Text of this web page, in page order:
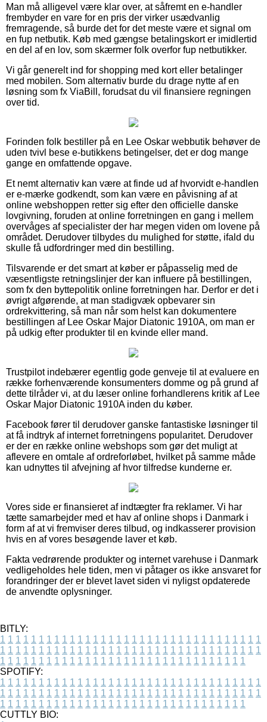
Man må alligevel være klar over, at såfremt en e-handler
frembyder en vare for en pris der virker usædvanlig
fremragende, så burde det for det meste være et signal om
en fup netbutik. Køb med gængse betalingskort er imidlertid
en del af en lov, som skærmer folk overfor fup netbutikker.
Vi går generelt ind for shopping med kort eller betalinger
med mobilen. Som alternativ burde du drage nytte af en
løsning som fx ViaBill, forudsat du vil finansiere regningen
over tid.
Forinden folk bestiller på en Lee Oskar webbutik behøver de
uden tvivl bese e-butikkens betingelser, det er dog mange
gange en omfattende opgave.
Et nemt alternativ kan være at finde ud af hvorvidt e-handlen
er e-mærke godkendt, som kan være en påvisning af at
online webshoppen retter sig efter den officielle danske
lovgivning, foruden at online forretningen en gang i mellem
overvåges af specialister der har megen viden om lovene på
området. Derudover tilbydes du mulighed for støtte, ifald du
skulle få udfordringer med din bestilling.
Tilsvarende er det smart at køber er påpasselig med de
væsentligste retningslinjer der kan influere på bestillingen,
som fx den byttepolitik online forretningen har. Derfor er det i
øvrigt afgørende, at man stadigvæk opbevarer sin
ordrekvittering, så man når som helst kan dokumentere
bestillingen af Lee Oskar Major Diatonic 1910A, om man er
på udkig efter produkter til en kvinde eller mand.
Trustpilot indebærer egentlig gode genveje til at evaluere en
række forhenværende konsumenters domme og på grund af
dette tilråder vi, at du læser online forhandlerens kritik af Lee
Oskar Major Diatonic 1910A inden du køber.
Facebook fører til derudover ganske fantastiske løsninger til
at få indtryk af internet forretningens popularitet. Derudover
er der en række online webshops som gør det muligt at
aflevere en omtale af ordreforløbet, hvilket på samme måde
kan udnyttes til afvejning af hvor tilfredse kunderne er.
Vores side er finansieret af indtægter fra reklamer. Vi har
tætte samarbejder med et hav af online shops i Danmark i
form af at vi fremviser deres tilbud, og indkasserer provision
hvis en af vores besøgende laver et køb.
Fakta vedrørende produkter og internet varehuse i Danmark
vedligeholdes hele tiden, men vi påtager os ikke ansvaret for
forandringer der er blevet lavet siden vi nyligst opdaterede
de anvendte oplysninger.
BITLY:
1 1 1 1 1 1 1 1 1 1 1 1 1 1 1 1 1 1 1 1 1 1 1 1 1 1 1 1 1 1 1 1 1 1
1 1 1 1 1 1 1 1 1 1 1 1 1 1 1 1 1 1 1 1 1 1 1 1 1 1 1 1 1 1 1 1 1 1
1 1 1 1 1 1 1 1 1 1 1 1 1 1 1 1 1 1 1 1 1 1 1 1 1 1 1 1 1 1 1 1
SPOTIFY:
1 1 1 1 1 1 1 1 1 1 1 1 1 1 1 1 1 1 1 1 1 1 1 1 1 1 1 1 1 1 1 1 1 1
1 1 1 1 1 1 1 1 1 1 1 1 1 1 1 1 1 1 1 1 1 1 1 1 1 1 1 1 1 1 1 1 1 1
1 1 1 1 1 1 1 1 1 1 1 1 1 1 1 1 1 1 1 1 1 1 1 1 1 1 1 1 1 1 1 1
CUTTLY BIO: